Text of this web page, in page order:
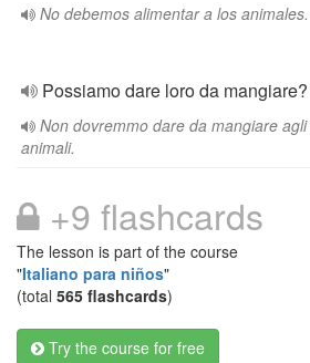
No debemos alimentar a los animales.
Possiamo dare loro da mangiare?
Non dovremmo dare da mangiare agli
animali.
+9 flashcards
The lesson is part of the course
"Italiano para niños"
(total 565 flashcards)
Try the course for free